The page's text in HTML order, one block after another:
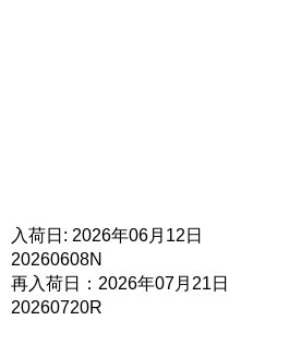
入荷日: 2026年06月12日
20260608N
再入荷日：2026年07月21日
20260720R